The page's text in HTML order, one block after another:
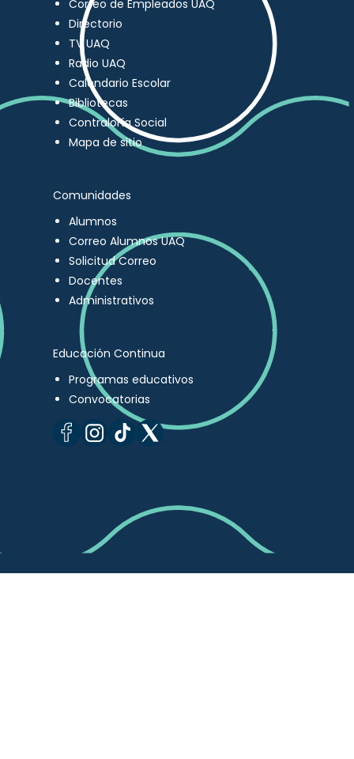
Correo de Empleados UAQ
Directorio
TV UAQ
Radio UAQ
Calendario Escolar
Bibliotecas
Contraloría Social
Mapa de sitio
Comunidades
Alumnos
Correo Alumnos UAQ
Solicitud Correo
Docentes
Administrativos
Educación Continua
Programas educativos
Convocatorias